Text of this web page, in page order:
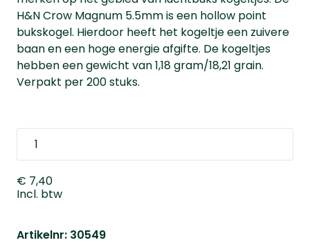
H&N Crow Magnum 5.5mm is een hollow point
bukskogel. Hierdoor heeft het kogeltje een zuivere
baan en een hoge energie afgifte. De kogeltjes
hebben een gewicht van 1,18 gram/18,21 grain.
Verpakt per 200 stuks.
€ 7,40
Incl. btw
Artikelnr: 30549